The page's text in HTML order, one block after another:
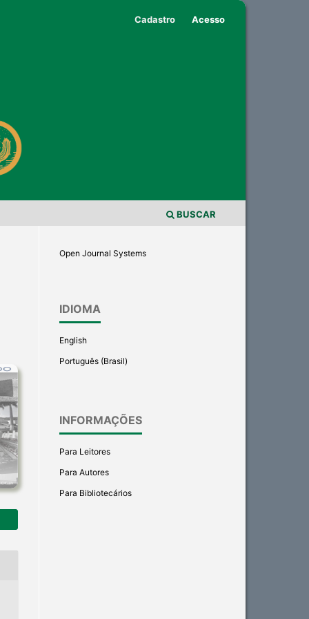
BUSCAR
Cadastro Acesso
Open Journal Systems
IDIOMA
English
Português (Brasil)
INFORMAÇÕES
Para Leitores
Para Autores
Para Bibliotecários